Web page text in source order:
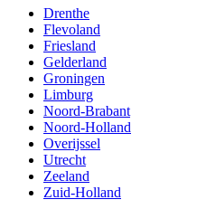
Drenthe
Flevoland
Friesland
Gelderland
Groningen
Limburg
Noord-Brabant
Noord-Holland
Overijssel
Utrecht
Zeeland
Zuid-Holland